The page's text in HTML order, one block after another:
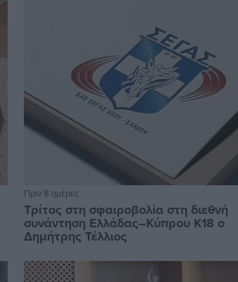
Πριν 8 ημέρες
Τρίτος στη σφαιροβολία στη διεθνή
συνάντηση Ελλάδας–Κύπρου Κ18 ο
Δημήτρης Τέλλιος